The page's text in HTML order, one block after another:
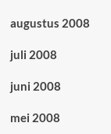
augustus 2008
juli 2008
juni 2008
mei 2008